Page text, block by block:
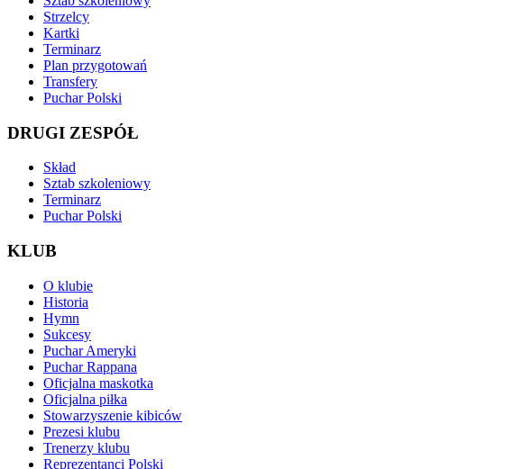
Strzelcy
Kartki
Terminarz
Plan przygotowań
Transfery
Puchar Polski
DRUGI ZESPÓŁ
Skład
Sztab szkoleniowy
Terminarz
Puchar Polski
KLUB
O klubie
Historia
Hymn
Sukcesy
Puchar Ameryki
Puchar Rappana
Oficjalna maskotka
Oficjalna piłka
Stowarzyszenie kibiców
Prezesi klubu
Trenerzy klubu
Reprezentanci Polski